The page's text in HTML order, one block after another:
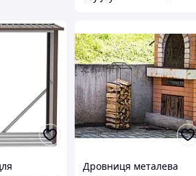
Дровниця металева